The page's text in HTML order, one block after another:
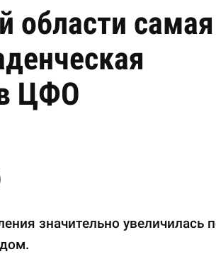
области самая
ЦФО
значительно увеличилась